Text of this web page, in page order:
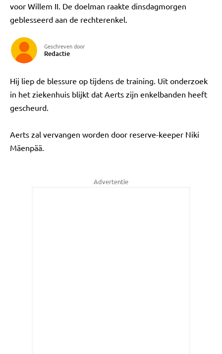
voor Willem II. De doelman raakte dinsdagmorgen
geblesseerd aan de rechterenkel.
Geschreven door
Redactie
Hij liep de blessure op tijdens de training. Uit onderzoek
in het ziekenhuis blijkt dat Aerts zijn enkelbanden heeft
gescheurd.
Aerts zal vervangen worden door reserve-keeper Niki
Mäenpää.
Advertentie